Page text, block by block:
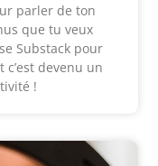
parler de ton
que tu veux
Substack pour
devenu un
!